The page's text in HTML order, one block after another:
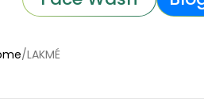
LAKMÉ